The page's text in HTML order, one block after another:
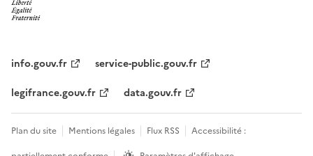
info.gouv.fr
service-public.gouv.fr
legifrance.gouv.fr
data.gouv.fr
Plan du site Mentions légales Flux RSS
Accessibilité :